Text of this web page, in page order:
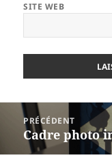
SITE WEB
Navigation
l’article
PRÉCÉDENT
Article
précédent :
Cadre photo